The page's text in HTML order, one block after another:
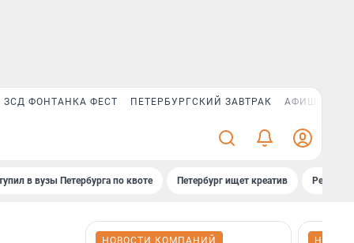
ЗСД ФОНТАНКА ФЕСТ ПЕТЕРБУРГСКИЙ ЗАВТРАК АФИША PLUS
в вузы Петербурга по квоте Петербург ищет креатив
НОВОСТИ КОМПАНИЙ